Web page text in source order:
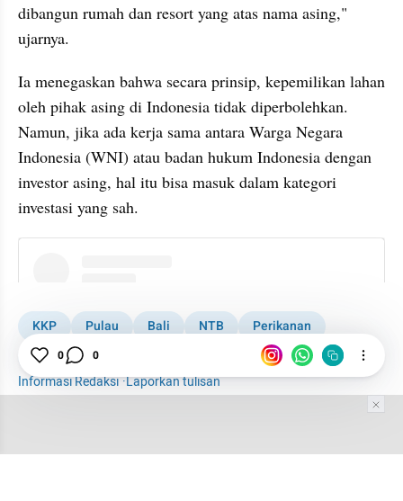
dibangun rumah dan resort yang atas nama asing,"
ujarnya.
Ia menegaskan bahwa secara prinsip, kepemilikan lahan
oleh pihak asing di Indonesia tidak diperbolehkan.
Namun, jika ada kerja sama antara Warga Negara
Indonesia (WNI) atau badan hukum Indonesia dengan
investor asing, hal itu bisa masuk dalam kategori
investasi yang sah.
KKP Pulau Bali NTB
Perikanan
Kelautan
Informasi Redaksi·Laporkan tulisan
0 0